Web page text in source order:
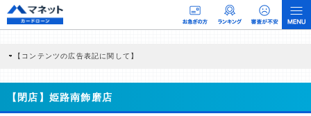
【コンテンツの広告表記に関して】
商品を根拠なくPRするものではなく、当編集部の調査／ユーザーへの口コミ収集な
どに基づき、公平性を担保した情報提供を行っています。
【閉店】姫路南飾磨店